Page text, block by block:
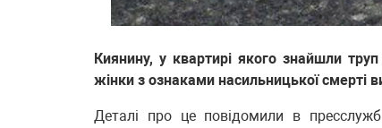
Киянину, у квартирі якого знайшли
жінки з ознаками насильницької смерті
Деталі про це повідомили в